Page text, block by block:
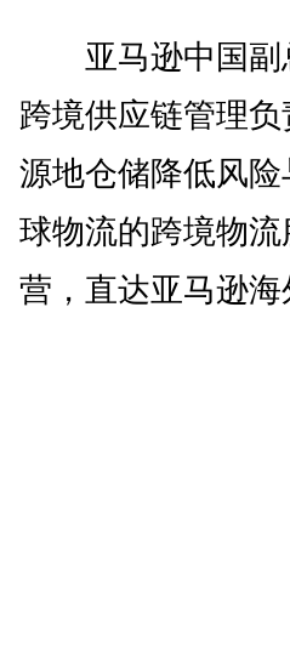
亚马逊中国副
跨境供应链管理
源地仓储降低风
球物流的跨境物
营，直达亚马逊